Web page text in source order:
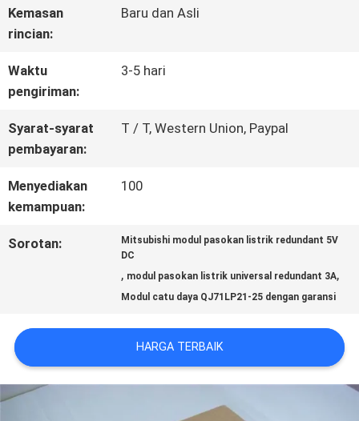
KONTROL
KAMI
BERITA
QUOTE
REQUEST
Kemasan
rincian:
Baru dan Asli
Waktu
pengiriman:
3-5 hari
Syarat-syarat
pembayaran:
T / T, Western Union, Paypal
Menyediakan
kemampuan:
100
Sorotan:
Mitsubishi modul pasokan listrik redundant 5V
DC
, modul pasokan listrik universal redundant 3A,
Modul catu daya QJ71LP21-25 dengan garansi
HARGA TERBAIK